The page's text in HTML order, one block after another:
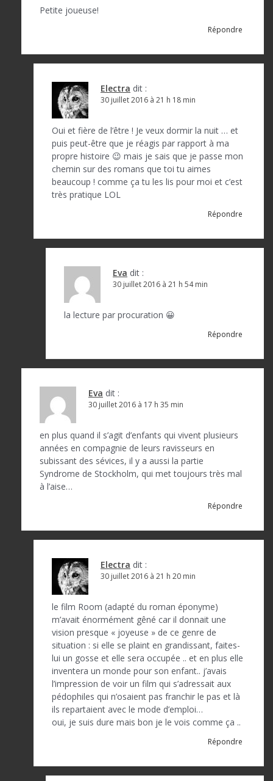
Petite joueuse!
Répondre
Electra dit :
30 juillet 2016 à 21 h 18 min
Oui et fière de l’être ! Je veux dormir la nuit … et
puis peut-être que je réagis par rapport à ma
propre histoire 😉 mais je sais que je passe mon
chemin sur des romans que toi tu aimes
beaucoup ! comme ça tu les lis pour moi et c’est
très pratique LOL
Répondre
Eva dit :
30 juillet 2016 à 21 h 54 min
la lecture par procuration 😀
Répondre
Eva dit :
30 juillet 2016 à 17 h 35 min
en plus quand il s’agit d’enfants qui vivent plusieurs
années en compagnie de leurs ravisseurs en
subissant des sévices, il y a aussi la partie
Syndrome de Stockholm, qui met toujours très mal
à l’aise…
Répondre
Electra dit :
30 juillet 2016 à 21 h 20 min
le film Room (adapté du roman éponyme)
m’avait énormément gêné car il donnait une
vision presque « joyeuse » de ce genre de
situation : si elle se plaint en grandissant, faites-
lui un gosse et elle sera occupée .. et en plus elle
inventera un monde pour son enfant.. j’avais
l’impression de voir un film qui s’adressait aux
pédophiles qui n’osaient pas franchir le pas et là
ils repartaient avec le mode d’emploi…
oui, je suis dure mais bon je le vois comme ça ..
Répondre